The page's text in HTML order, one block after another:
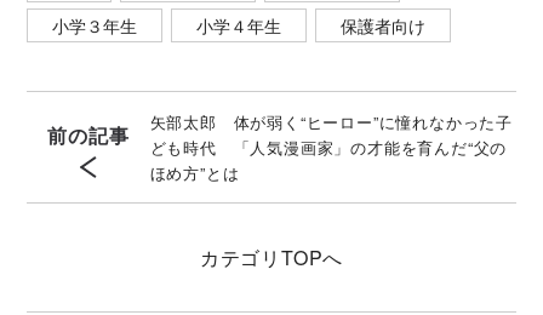
小学３年生
小学４年生 保護者向け
前の記事
矢部太郎 体が弱く“ヒーロー”に憧れなかった子
ども時代 「人気漫画家」の才能を育んだ“父の
ほめ方”とは
カテゴリ TOPへ